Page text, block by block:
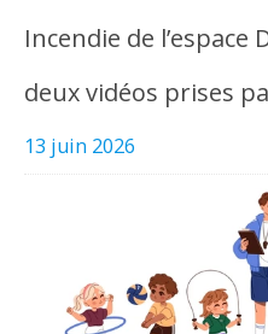
Incendie de l’espace
deux vidéos prises
13 juin 2026